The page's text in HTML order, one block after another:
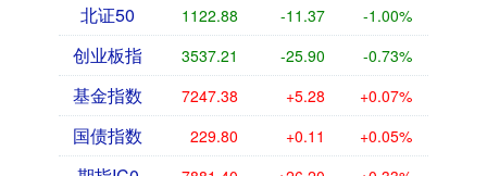
北证50 1122.88 -11.37 -1.00%
创业板指 3537.21 -25.90 -0.73%
基金指数 7247.38 +5.28 +0.07%
国债指数 229.80 +0.11 +0.05%